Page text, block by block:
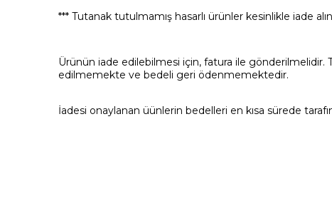
*** Tutanak tutulmamış hasarlı ürünler kesinlikle iade
Ürünün iade edilebilmesi için, fatura ile gönderilmelidir.
edilmemekte ve bedeli geri ödenmemektedir.
İadesi onaylanan üünlerin bedelleri en kısa sürede